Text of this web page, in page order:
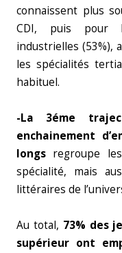
connaissent plus
CDI, puis pour
industrielles (53%),
les spécialités
habituel.
-La 3éme
enchainement
longs regroupe
spécialité, mais
littéraires de
Au total, 73% des
supérieur ont